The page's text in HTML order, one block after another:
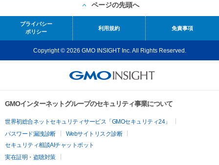
ページの先頭へ
プライバシー
ポリシー
利用規約 免責事項
Copyright © 2026 GMO INSIGHT Inc. All Rights Reserved.
GMOインターネットグループのセキュリティ事業について
世界初総合ネットセキュリティサービス「GMOセキュリティ24」
パスワード漏洩診断
Webサイトリスク診断
セキュリティ相談AIチャットボット
実在証明・盗聴対策